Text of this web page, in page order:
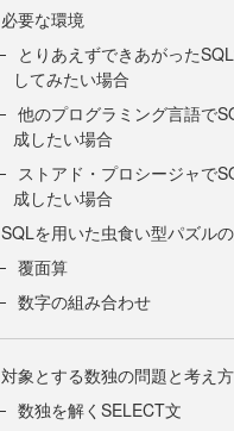
必要な環境
とりあえずできあがった
してみたい場合
他のプログラミング言語で
成したい場合
ストアド・プロシージャで
成したい場合
SQLを用いた虫食い型パズル
覆面算
数字の組み合わせ
対象とする数独の問題と考え方
数独を解くSELECT文